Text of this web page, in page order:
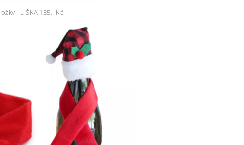
- LIŠKA 135,- Kč